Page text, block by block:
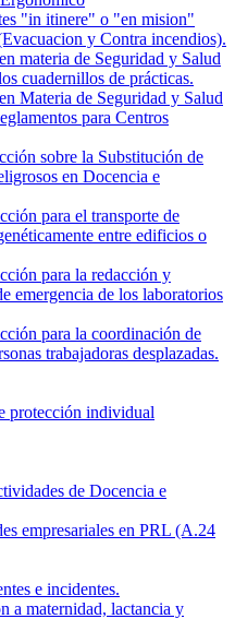
"in itinere" o "en mision"
y Contra incendios).
materia de Seguridad y Salud
cuadernillos de prácticas.
Materia de Seguridad y Salud
para Centros
sobre la Substitución de
en Docencia e
para el transporte de
entre edificios o
para la redacción y
emergencia de los laboratorios
para la coordinación de
trabajadoras desplazadas.
protección individual
de Docencia e
empresariales en PRL (A.24
e incidentes.
a maternidad, lactancia y